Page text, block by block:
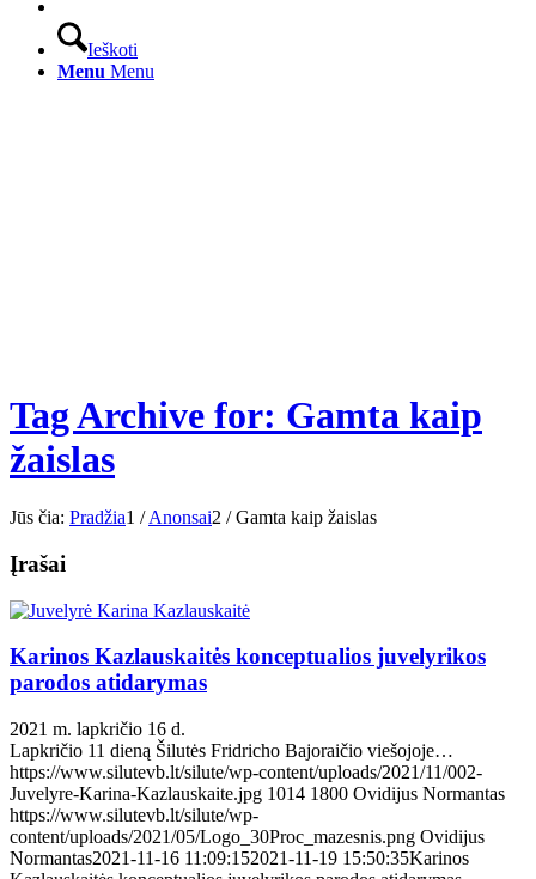
Ieškoti
Menu Menu
Tag Archive for: Gamta kaip
žaislas
Jūs čia: Pradžia1 / Anonsai2 / Gamta kaip žaislas
Įrašai
Karinos Kazlauskaitės konceptualios juvelyrikos
parodos atidarymas
2021 m. lapkričio 16 d.
Lapkričio 11 dieną Šilutės Fridricho Bajoraičio viešojoje…
https://www.silutevb.lt/silute/wp-content/uploads/2021/11/002-
Juvelyre-Karina-Kazlauskaite.jpg 1014 1800 Ovidijus Normantas
https://www.silutevb.lt/silute/wp-
content/uploads/2021/05/Logo_30Proc_mazesnis.png Ovidijus
Normantas2021-11-16 11:09:152021-11-19 15:50:35Karinos